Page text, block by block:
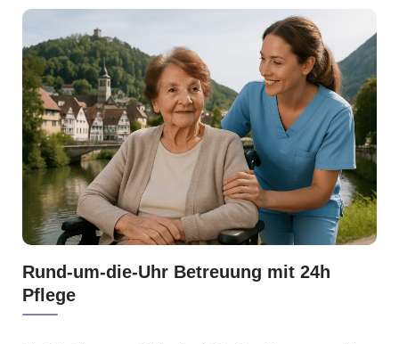
Rund-um-die-Uhr Betreuung mit 24h
Pflege